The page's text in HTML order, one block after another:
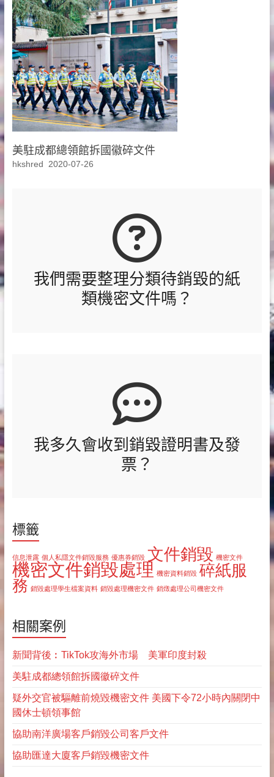
美駐成都總領館拆國徽碎文件
hkshred 2020-07-26
我們需要整理分類待銷毀的紙
類機密文件嗎？
我多久會收到銷毀證明書及發
票？
標籤
信息泄露 個人私隱文件銷毀服務 優惠券銷毀 文件銷毀 機密文件
機密文件銷毀處理 機密資料銷毀 碎紙服
務 銷毀處理學生檔案資料 銷毀處理機密文件 銷燬處理公司機密文件
相關案例
新聞背後︰TikTok攻海外市場 美軍印度封殺
美駐成都總領館拆國徽碎文件
疑外交官被驅離前燒毀機密文件 美國下令72小時內關閉中
國休士頓領事館
協助南洋廣場客戶銷毀公司客戶文件
協助匯達大廈客戶銷毀機密文件